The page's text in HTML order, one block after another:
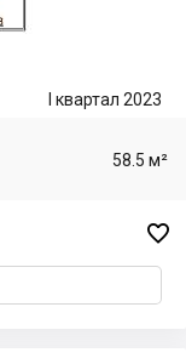
I квартал 2023
58.5 м²
